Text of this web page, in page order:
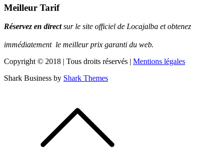
Meilleur Tarif
Réservez en directsur le site officiel de Locajalba et obtenez
immédiatement le meilleur prix garanti du web.
Copyright © 2018 | Tous droits réservés | Mentions légales
Shark Business by Shark Themes